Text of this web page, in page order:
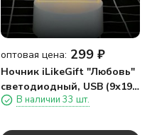
оптовая цена: 299 ₽
Ночник iLikeGift "Любовь"
светодиодный, USB (9х19
см) В наличии 33 шт.